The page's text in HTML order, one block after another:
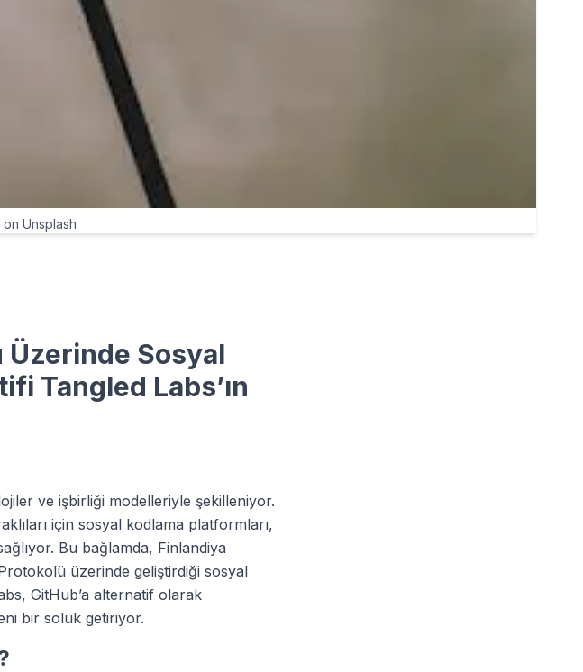
Unsplash
Üzerinde Sosyal
Tangled Labs’ın
ve işbirliği modelleriyle şekilleniyor.
için sosyal kodlama platformları,
Bu bağlamda, Finlandiya
üzerinde geliştirdiği sosyal
GitHub’a alternatif olarak
bir soluk getiriyor.